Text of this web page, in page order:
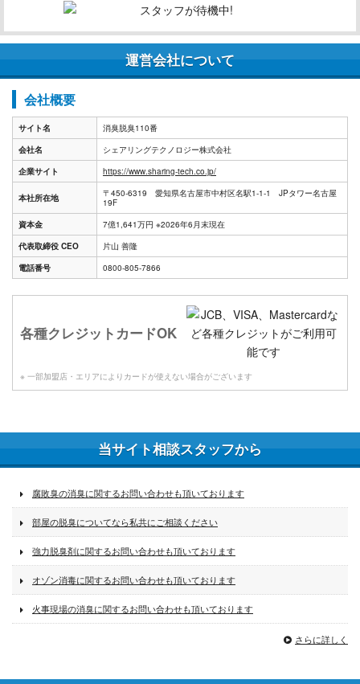
運営会社について
会社概要
サイト名
消臭脱臭110番
会社名
シェアリングテクノロジー株式会社
企業サイト
https://www.sharing-tech.co.jp/
本社所在地
〒450-6319 愛知県名古屋市中村区名駅1-1-1 JPタワー名古屋
19F
資本金
7億1,641万円 ※2026年6月末現在
代表取締役 CEO
片山 善隆
電話番号
0800-805-7866
各種クレジットカードOK
※ 一部加盟店・エリアによりカードが使えない場合がございます
当サイト相談スタッフから
腐敗臭の消臭に関するお問い合わせも頂いております
部屋の脱臭についてなら私共にご相談ください
強力脱臭剤に関するお問い合わせも頂いております
オゾン消毒に関するお問い合わせも頂いております
火事現場の消臭に関するお問い合わせも頂いております
さらに詳しく